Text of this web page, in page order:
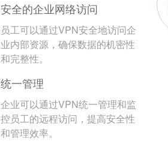
安全的企业网络访问
员工可以通过VPN安全地访问企
业内部资源，确保数据的机密性
和完整性。
统一管理
企业可以通过VPN统一管理和监
控员工的远程访问，提高安全性
和管理效率。